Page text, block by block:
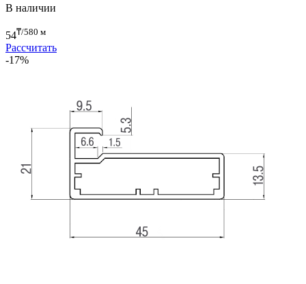
В наличии
54₸/580 м
Рассчитать
-17%